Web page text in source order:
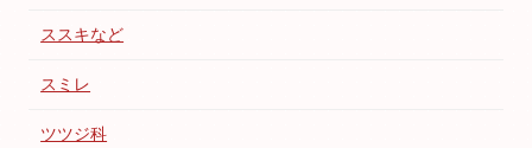
ススキなど
スミレ
ツツジ科